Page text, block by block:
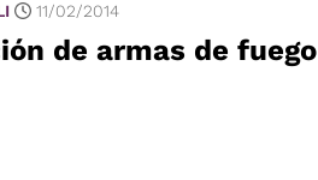
11/02/2014
de armas de fuego